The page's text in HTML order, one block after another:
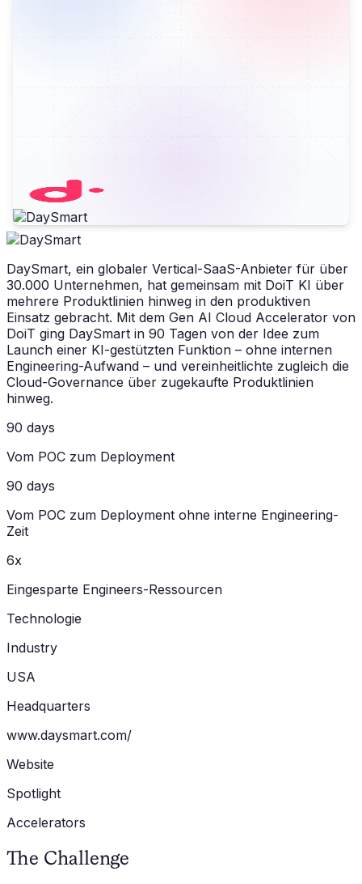
DaySmart, ein globaler Vertical-SaaS-Anbieter für über
30.000 Unternehmen, hat gemeinsam mit DoiT KI über
mehrere Produktlinien hinweg in den produktiven
Einsatz gebracht. Mit dem Gen AI Cloud Accelerator von
DoiT ging DaySmart in 90 Tagen von der Idee zum
Launch einer KI-gestützten Funktion – ohne internen
Engineering-Aufwand – und vereinheitlichte zugleich die
Cloud-Governance über zugekaufte Produktlinien
hinweg.
90 days
Vom POC zum Deployment
90 days
Vom POC zum Deployment ohne interne Engineering-
Zeit
6x
Eingesparte Engineers-Ressourcen
Technologie
Industry
USA
Headquarters
www.daysmart.com/
Website
Spotlight
Accelerators
The Challenge